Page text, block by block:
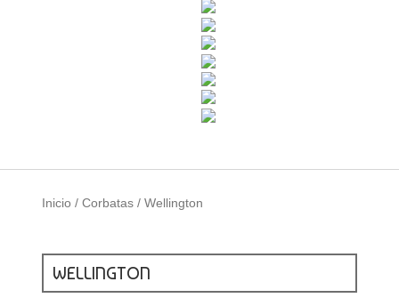
Inicio / Corbatas/ Wellington
WELLINGTON